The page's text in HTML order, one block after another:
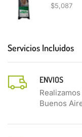
$5,087
Servicios Incluidos
ENVIOS
Buenos